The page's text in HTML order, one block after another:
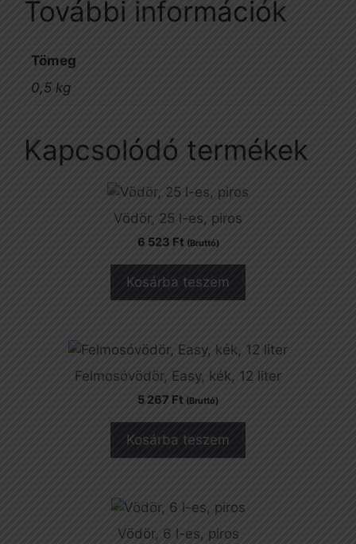
További információk
Tömeg
0,5 kg
Kapcsolódó termékek
Vödör, 25 l-es, piros
6 523 Ft (Bruttó)
Kosárba teszem
Felmosóvödör, Easy, kék, 12 liter
5 267 Ft (Bruttó)
Kosárba teszem
Vödör, 6 l-es, piros